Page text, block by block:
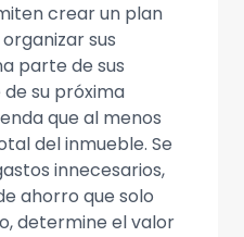
crear un plan
sus
parte de sus
su próxima
que al menos
del inmueble. Se
innecesarios,
ahorro que solo
determine el valor